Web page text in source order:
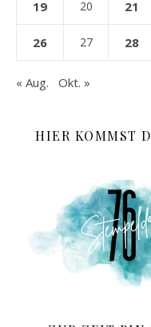
19 20 21
26 27 28
« Aug. Okt. »
HIER KOMMST